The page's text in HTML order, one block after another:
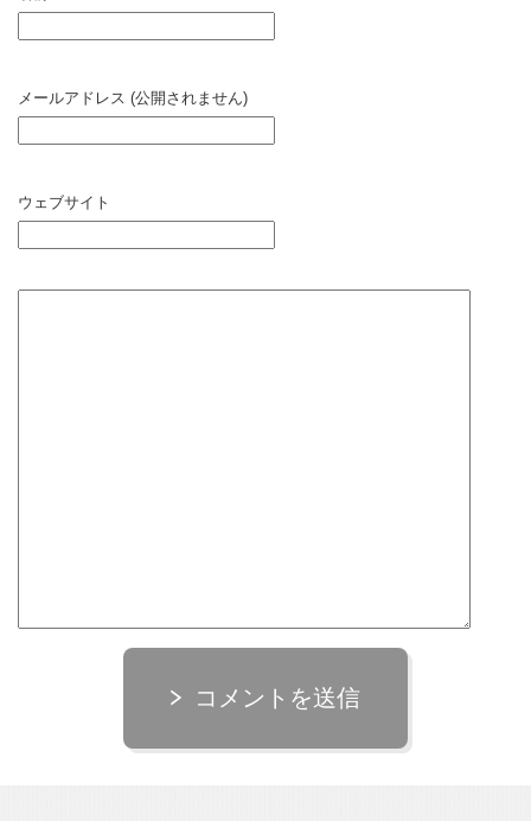
メールアドレス (公開されません)
ウェブサイト
コメントを送信